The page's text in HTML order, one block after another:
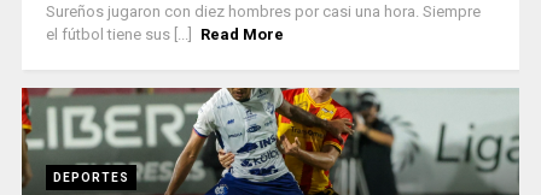
Sureños jugaron con diez hombres por casi una hora. Siempre
el fútbol tiene sus [...]
Read More
DEPORTES